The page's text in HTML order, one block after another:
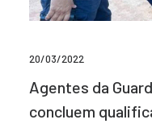
20/03/2022
Agentes da
concluem